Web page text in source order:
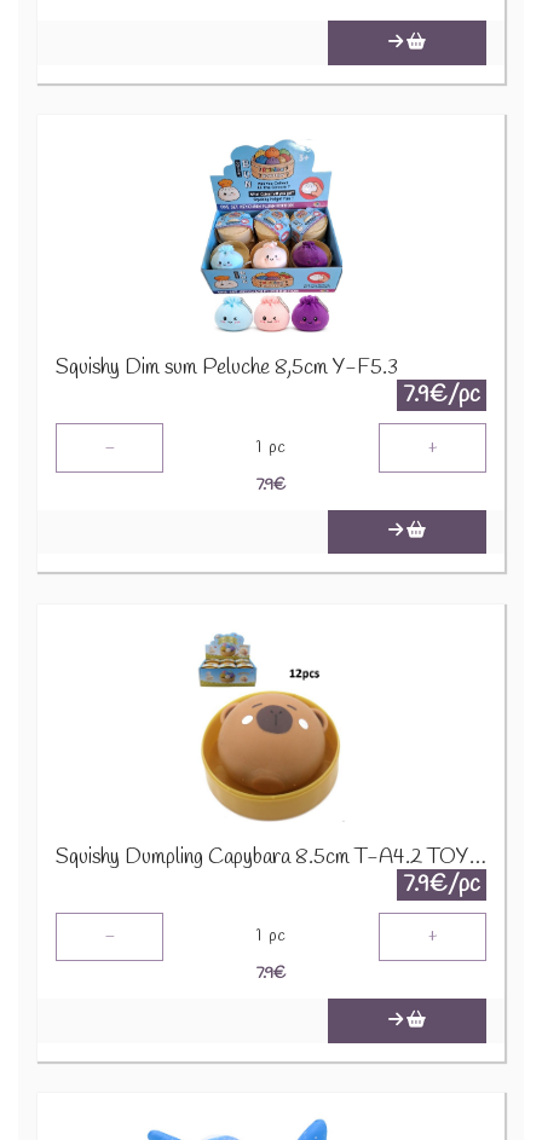
Squishy Dim sum Peluche 8,5cm Y-F5.3
7.9€/pc
- 1 pc +
7.9€
Squishy Dumpling Capybara 8.5cm T-A4.2 TOY002-003
7.9€/pc
- 1 pc +
7.9€